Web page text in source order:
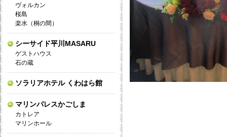
ヴォルカン
桜島
楽水（桐の間）
シーサイド平川MASARU
ゲストハウス
石の蔵
ソラリアホテル くわはら館
マリンパレスかごしま
カトレア
マリンホール